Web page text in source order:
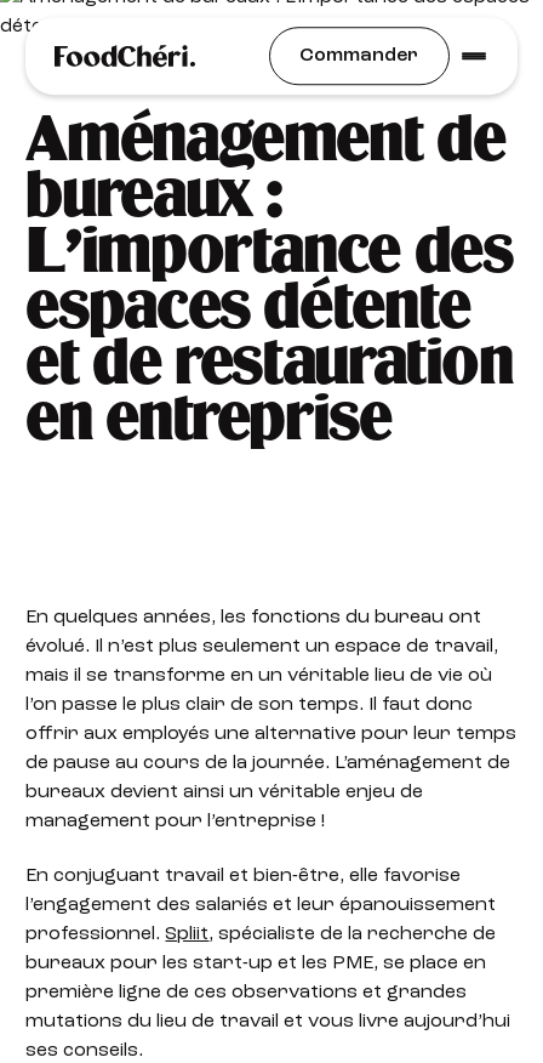
Commander
Qualité de Vie au Travail (QVCT)
Aménagement de
bureaux :
L’importance des
espaces détente
et de restauration
en entreprise
En quelques années, les fonctions du bureau ont
évolué. Il n’est plus seulement un espace de travail,
mais il se transforme en un véritable lieu de vie où
l’on passe le plus clair de son temps. Il faut donc
offrir aux employés une alternative pour leur temps
de pause au cours de la journée. L’aménagement de
bureaux devient ainsi un véritable enjeu de
management pour l’entreprise !
En conjuguant travail et bien-être, elle favorise
l’engagement des salariés et leur épanouissement
professionnel.Spliit, spécialiste de la recherche de
bureaux pour les start-up et les PME, se place en
première ligne de ces observations et grandes
mutations du lieu de travail et vous livre aujourd’hui
ses conseils.